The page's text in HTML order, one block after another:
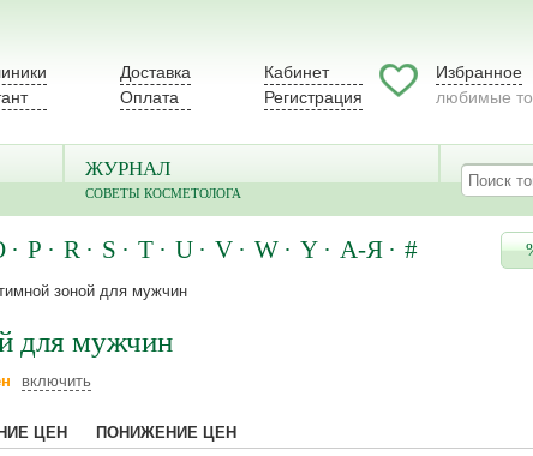
Доставка
Оплата
Кабинет
Регистрация
Избранное
любимые
ЖУРНАЛ
СОВЕТЫ КОСМЕТОЛОГА
P R S T U V W Y А-Я #
зоной для мужчин
для мужчин
включить
ЦЕН ПОНИЖЕНИЕ ЦЕН